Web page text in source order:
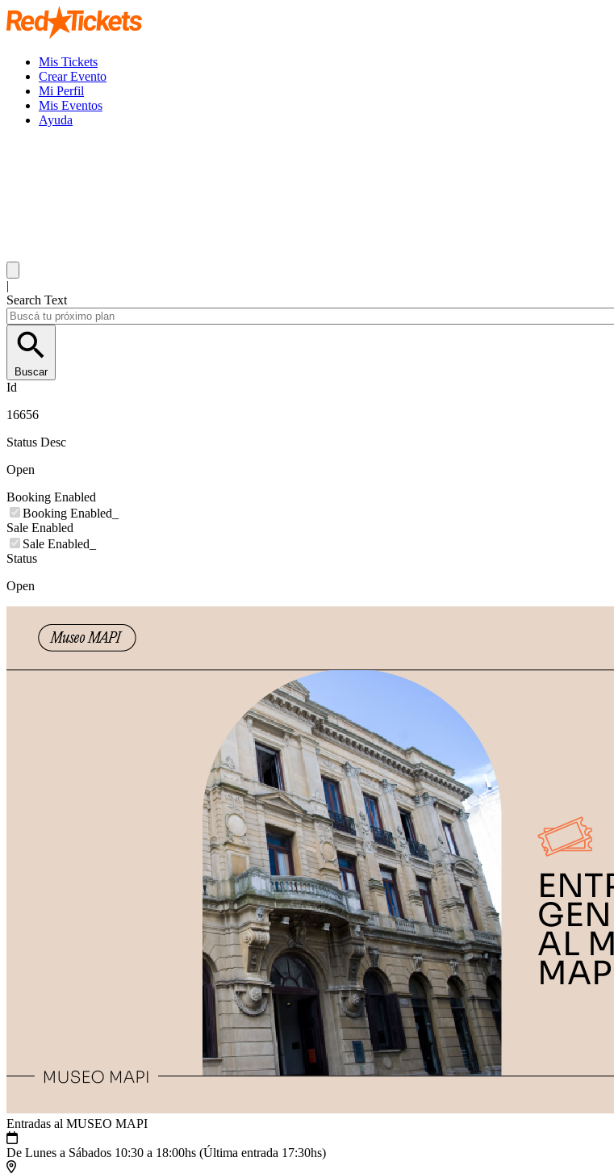
Mis Tickets
Crear Evento
Mi Perfil
Mis Eventos
Ayuda
|
Search Text
Buscar
Id
16656
Status Desc
Open
Booking Enabled
Booking Enabled_
Sale Enabled
Sale Enabled_
Status
Open
Entradas al MUSEO MAPI
De Lunes a Sábados 10:30 a 18:00hs (Última entrada 17:30hs)